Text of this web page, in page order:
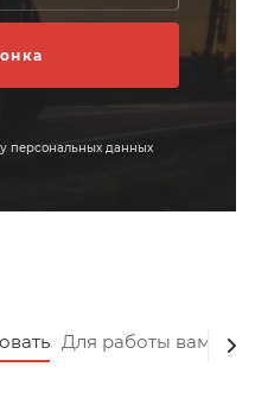
персональных данных
Для работы вам